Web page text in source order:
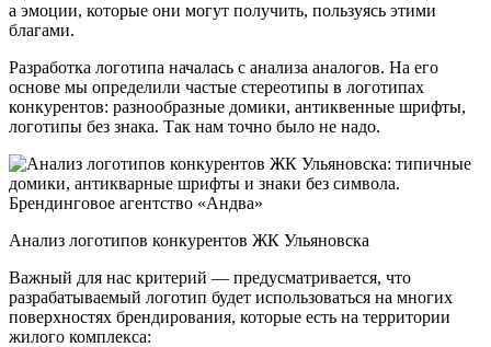
а эмоции, которые они могут получить, пользуясь этими
благами.
Разработка логотипа началась с анализа аналогов. На его
основе мы определили частые стереотипы в логотипах
конкурентов: разнообразные домики, антиквенные шрифты,
логотипы без знака. Так нам точно было не надо.
Анализ логотипов конкурентов ЖК Ульяновска
Важный для нас критерий — предусматривается, что
разрабатываемый логотип будет использоваться на многих
поверхностях брендирования, которые есть на территории
жилого комплекса: